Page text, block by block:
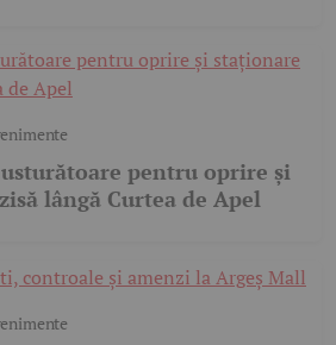
pentru oprire și
lângă Curtea de Apel